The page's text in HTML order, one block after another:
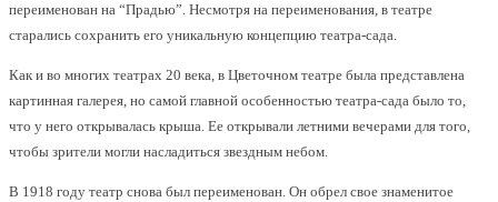
переименован на “Прадью”. Несмотря на переименования, в театре
старались сохранить его уникальную концепцию театра-сада.
Как и во многих театрах 20 века, в Цветочном театре была представлена
картинная галерея, но самой главной особенностью театра-сада было то,
что у него открывалась крыша. Ее открывали летними вечерами для того,
чтобы зрители могли насладиться звездным небом.
В 1918 году театр снова был переименован. Он обрел свое знаменитое